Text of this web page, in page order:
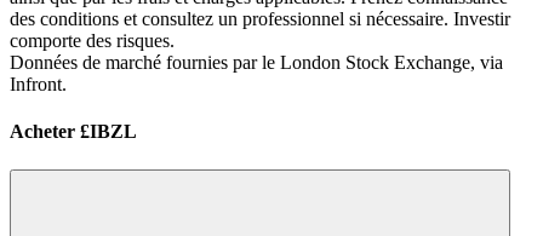
des conditions et consultez un professionnel si nécessaire. Investir
comporte des risques.
Données de marché fournies par le London Stock Exchange, via
Infront.
Acheter £IBZL